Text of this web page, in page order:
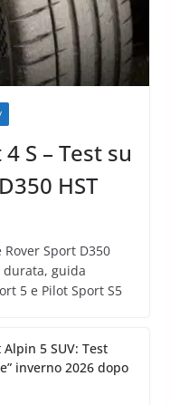
S – Test su
HST
Sport D350
durata, guida
5 e Pilot Sport S5
5 SUV: Test
inverno 2026 dopo